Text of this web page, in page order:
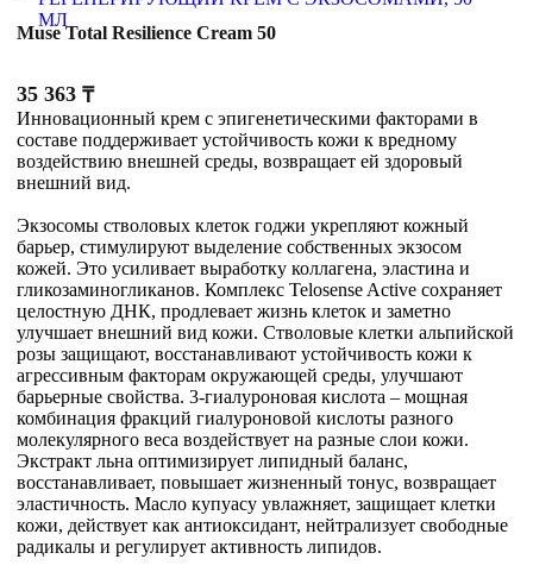
Muse Total Resilience Cream 50
35 363 ₸
Инновационный крем с эпигенетическими факторами в
составе поддерживает устойчивость кожи к вредному
воздействию внешней среды, возвращает ей здоровый
внешний вид.
Экзосомы стволовых клеток годжи укрепляют кожный
барьер, стимулируют выделение собственных экзосом
кожей. Это усиливает выработку коллагена, эластина и
гликозаминогликанов. Комплекс Telosense Active сохраняет
целостную ДНК, продлевает жизнь клеток и заметно
улучшает внешний вид кожи. Стволовые клетки альпийской
розы защищают, восстанавливают устойчивость кожи к
агрессивным факторам окружающей среды, улучшают
барьерные свойства. 3-гиалуроновая кислота – мощная
комбинация фракций гиалуроновой кислоты разного
молекулярного веса воздействует на разные слои кожи.
Экстракт льна оптимизирует липидный баланс,
восстанавливает, повышает жизненный тонус, возвращает
эластичность. Масло купуасу увлажняет, защищает клетки
кожи, действует как антиоксидант, нейтрализует свободные
радикалы и регулирует активность липидов.